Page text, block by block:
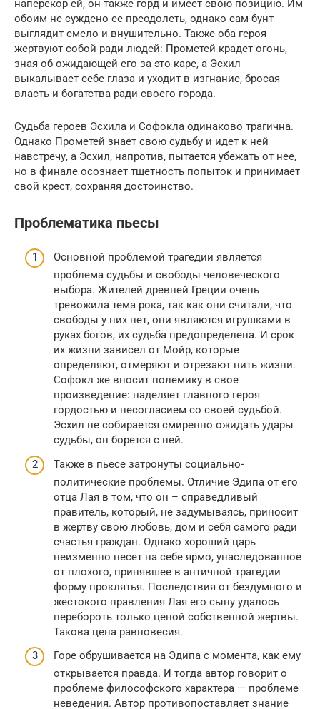
наперекор ей, он также горд и имеет свою позицию. Им
обоим не суждено ее преодолеть, однако сам бунт
выглядит смело и внушительно. Также оба героя
жертвуют собой ради людей: Прометей крадет огонь,
зная об ожидающей его за это каре, а Эсхил
выкалывает себе глаза и уходит в изгнание, бросая
власть и богатства ради своего города.
Судьба героев Эсхила и Софокла одинаково трагична.
Однако Прометей знает свою судьбу и идет к ней
навстречу, а Эсхил, напротив, пытается убежать от нее,
но в финале осознает тщетность попыток и принимает
свой крест, сохраняя достоинство.
Проблематика пьесы
Основной проблемой трагедии является
проблема судьбы и свободы человеческого
выбора. Жителей древней Греции очень
тревожила тема рока, так как они считали, что
свободы у них нет, они являются игрушками в
руках богов, их судьба предопределена. И срок
их жизни зависел от Мойр, которые
определяют, отмеряют и отрезают нить жизни.
Софокл же вносит полемику в свое
произведение: наделяет главного героя
гордостью и несогласием со своей судьбой.
Эсхил не собирается смиренно ожидать удары
судьбы, он борется с ней.
Также в пьесе затронуты социально-
политические проблемы. Отличие Эдипа от его
отца Лая в том, что он – справедливый
правитель, который, не задумываясь, приносит
в жертву свою любовь, дом и себя самого ради
счастья граждан. Однако хороший царь
неизменно несет на себе ярмо, унаследованное
от плохого, принявшее в античной трагедии
форму проклятья. Последствия от бездумного и
жестокого правления Лая его сыну удалось
перебороть только ценой собственной жертвы.
Такова цена равновесия.
Горе обрушивается на Эдипа с момента, как ему
открывается правда. И тогда автор говорит о
проблеме философского характера — проблеме
неведения. Автор противопоставляет знание